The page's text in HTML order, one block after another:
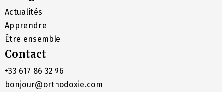
Actualités
Apprendre
Être ensemble
Contact
+33 617 86 32 96
bonjour@orthodoxie.com